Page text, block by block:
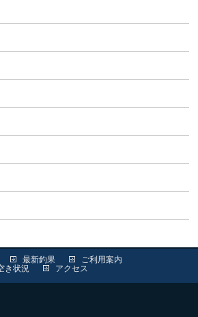
最新釣果
ご利用案内
き状況 アクセス